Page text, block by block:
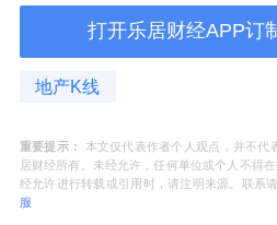
控股约62.33%股份（与
持权益一并计算，则为约
据其披露，它获得的所
额，不低于140亿港元，
打开乐居财经APP订
地产K线
重要提示：
本文仅代表作者个人观点，并不代
居财经所有。未经允许，任何单位或个人不得
经允许进行转载或引用时，请注明来源。联系
服